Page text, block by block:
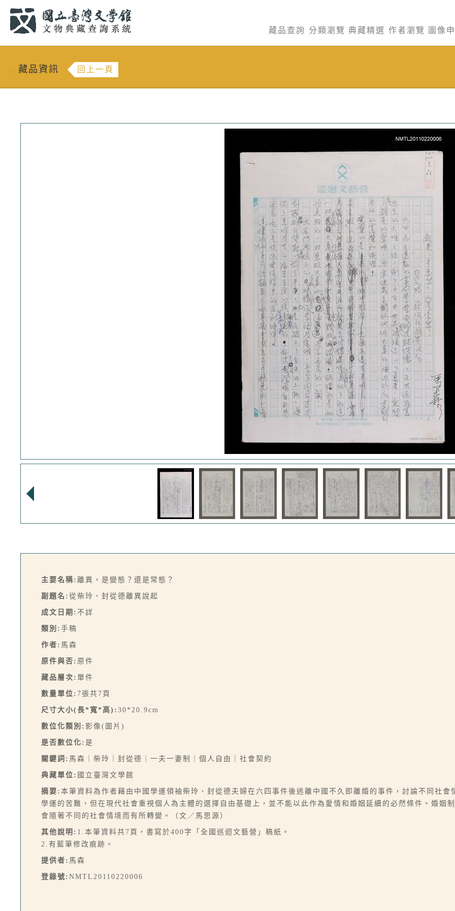
藏品查詢 分類瀏覽 典藏精選 作者瀏覽 圖像
::: 藏品資訊 回上一頁
主要名稱: 離異，是變態？還是常態？
副題名: 從柴玲、封從德離異說起
成文日期: 不詳
類別: 手稿
作者: 馬森
原件與否: 原件
藏品層次: 單件
數量單位: 7張共7頁
尺寸大小(長*寬*高): 30*20.9cm
數位化類別: 影像(圖片)
是否數位化: 是
關鍵詞: 馬森｜柴玲｜封從德｜一夫一妻制｜個人自由｜社會契約
典藏單位: 國立臺灣文學館
摘要: 本筆資料為作者藉由中國學運領袖柴玲、封從德夫婦在六四事件後逃離中國不久即離婚的事件，討論不同社
學運的苦難，但在現代社會重視個人為主體的選擇自由基礎上，並不能以此作為愛情和婚姻延續的必然條件。婚姻
會隨著不同的社會情境而有所轉變。（文／馬思源）
其他說明: 1.本筆資料共7頁，書寫於400字「全國巡迴文藝營」稿紙。
2.有藍筆修改痕跡。
提供者: 馬森
登錄號: NMTL20110220006